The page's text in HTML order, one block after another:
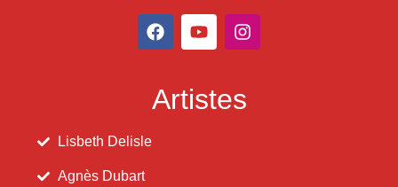
Artistes
Lisbeth Delisle
Agnès Dubart